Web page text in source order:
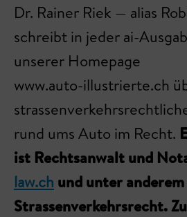
Dr. Rainer Riek — alias
schreibt in jeder ai-
unserer Homepage
www.auto-illustrierte.ch
rund ums Auto im Recht.
ist Rechtsanwalt und
law.ch und unter
Strassenverkehrsrecht.